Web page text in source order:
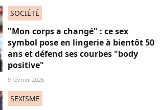
SOCIÉTÉ
"Mon corps a changé" : ce sex
symbol pose en lingerie à bientôt 50
ans et défend ses courbes "body
positive"
9 février 2026
SEXISME